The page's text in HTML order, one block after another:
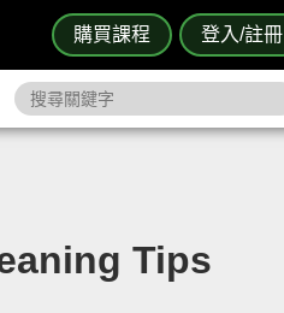
購買課程 登入/註冊
Tips